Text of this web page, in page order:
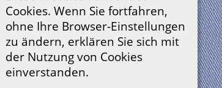
Cookies. Wenn Sie fortfahren,
ohne Ihre Browser-Einstellungen
zu ändern, erklären Sie sich mit
der Nutzung von Cookies
einverstanden.